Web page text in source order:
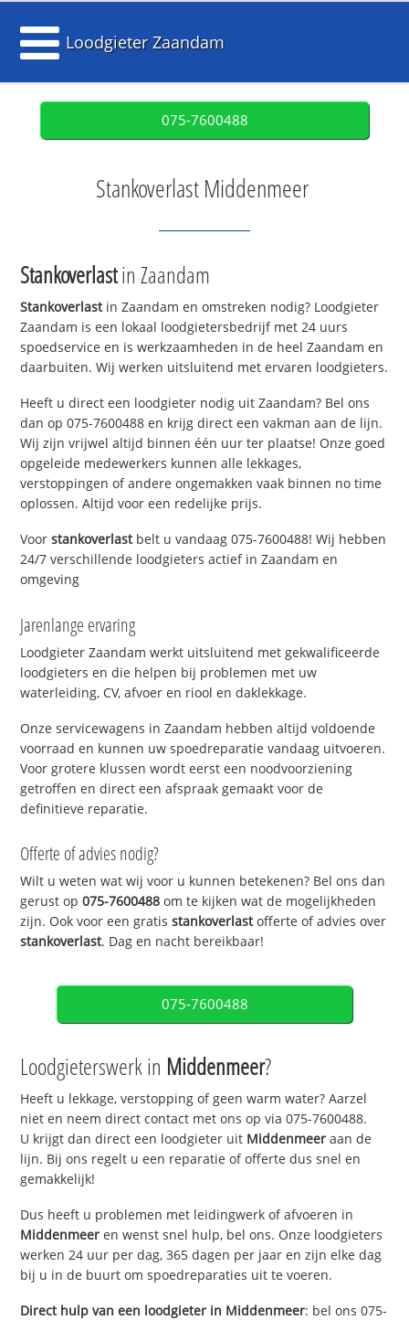
Loodgieter Zaandam
075-7600488
Stankoverlast Middenmeer
Stankoverlastin Zaandam
Stankoverlastin Zaandam en omstreken nodig? Loodgieter
Zaandam is een lokaal loodgietersbedrijf met 24 uurs
spoedservice en is werkzaamheden in de heel Zaandam en
daarbuiten. Wij werken uitsluitend met ervaren loodgieters.
Heeft u direct een loodgieter nodig uit Zaandam? Bel ons
dan op 075-7600488 en krijg direct een vakman aan de lijn.
Wij zijn vrijwel altijd binnen één uur ter plaatse! Onze goed
opgeleide medewerkers kunnen alle lekkages,
verstoppingen of andere ongemakken vaak binnen no time
oplossen. Altijd voor een redelijke prijs.
Voorstankoverlastbelt u vandaag 075-7600488! Wij hebben
24/7 verschillende loodgieters actief in Zaandam en
omgeving
Jarenlange ervaring
Loodgieter Zaandam werkt uitsluitend met gekwalificeerde
loodgieters en die helpen bij problemen met uw
waterleiding, CV, afvoer en riool en daklekkage.
Onze servicewagens in Zaandam hebben altijd voldoende
voorraad en kunnen uw spoedreparatie vandaag uitvoeren.
Voor grotere klussen wordt eerst een noodvoorziening
getroffen en direct een afspraak gemaakt voor de
definitieve reparatie.
Offerte of advies nodig?
Wilt u weten wat wij voor u kunnen betekenen? Bel ons dan
gerust op075-7600488 om te kijken wat de mogelijkheden
zijn. Ook voor een gratisstankoverlastofferte of advies over
stankoverlast. Dag en nacht bereikbaar!
075-7600488
Loodgieterswerk in Middenmeer?
Heeft u lekkage, verstopping of geen warm water? Aarzel
niet en neem direct contact met ons op via 075-7600488.
U krijgt dan direct een loodgieter uit Middenmeer aan de
lijn. Bij ons regelt u een reparatie of offerte dus snel en
gemakkelijk!
Dus heeft u problemen met leidingwerk of afvoeren in
Middenmeer en wenst snel hulp, bel ons. Onze loodgieters
werken 24 uur per dag, 365 dagen per jaar en zijn elke dag
bij u in de buurt om spoedreparaties uit te voeren.
Direct hulp van een loodgieter in Middenmeer: bel ons 075-